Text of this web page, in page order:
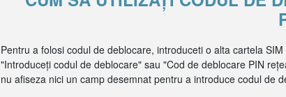
Pentru a folosi codul de deblocare, introduceti o alta cartela
"Introduceți codul de deblocare" sau "Cod de deblocare PIN
nu afiseza nici un camp desemnat pentru a introduce codul de